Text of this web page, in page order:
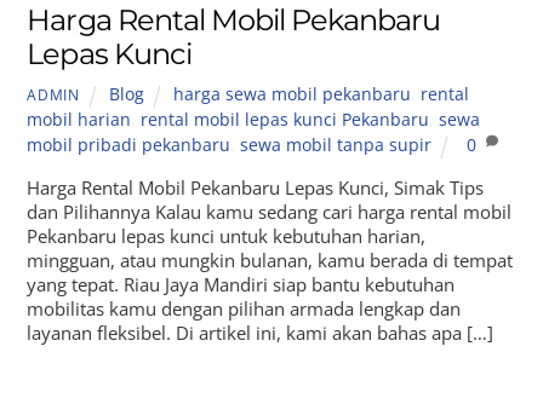
Harga Rental Mobil Pekanbaru
Lepas Kunci
ADMIN Blog harga sewa mobil pekanbaru rental
mobil harian rental mobil lepas kunci Pekanbaru ,sewa
mobil pribadi pekanbaru ,sewa mobil tanpa supir 0
Harga Rental Mobil Pekanbaru Lepas Kunci, Simak Tips
dan Pilihannya Kalau kamu sedang cari harga rental mobil
Pekanbaru lepas kunci untuk kebutuhan harian,
mingguan, atau mungkin bulanan, kamu berada di tempat
yang tepat. Riau Jaya Mandiri siap bantu kebutuhan
mobilitas kamu dengan pilihan armada lengkap dan
layanan fleksibel. Di artikel ini, kami akan bahas apa […]